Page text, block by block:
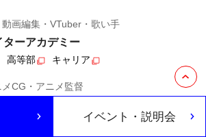
画編集・VTuber・歌い手
ーアカデミー
高等部 キャリア
CG・アニメ監督
キャリアイベント・説明会